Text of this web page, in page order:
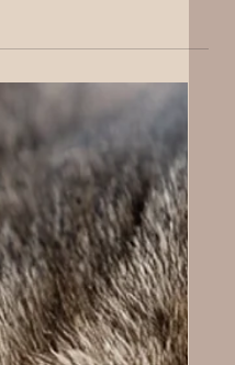
descubre cómo
bienestar animal. Un
responsable desde
conscientes.